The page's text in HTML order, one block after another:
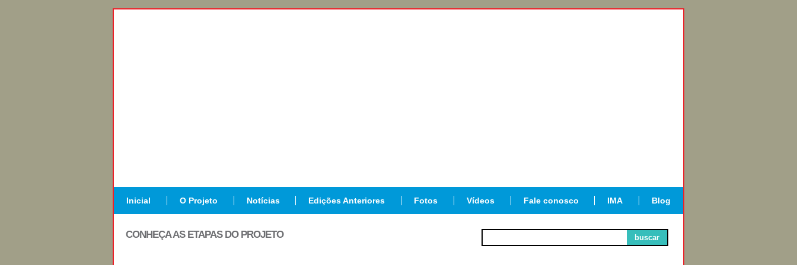
Inicial O Projeto Notícias Edições Anteriores Fotos Vídeos Fale conosco IMA Blog
buscar
CONHEÇA AS ETAPAS DO PROJETO